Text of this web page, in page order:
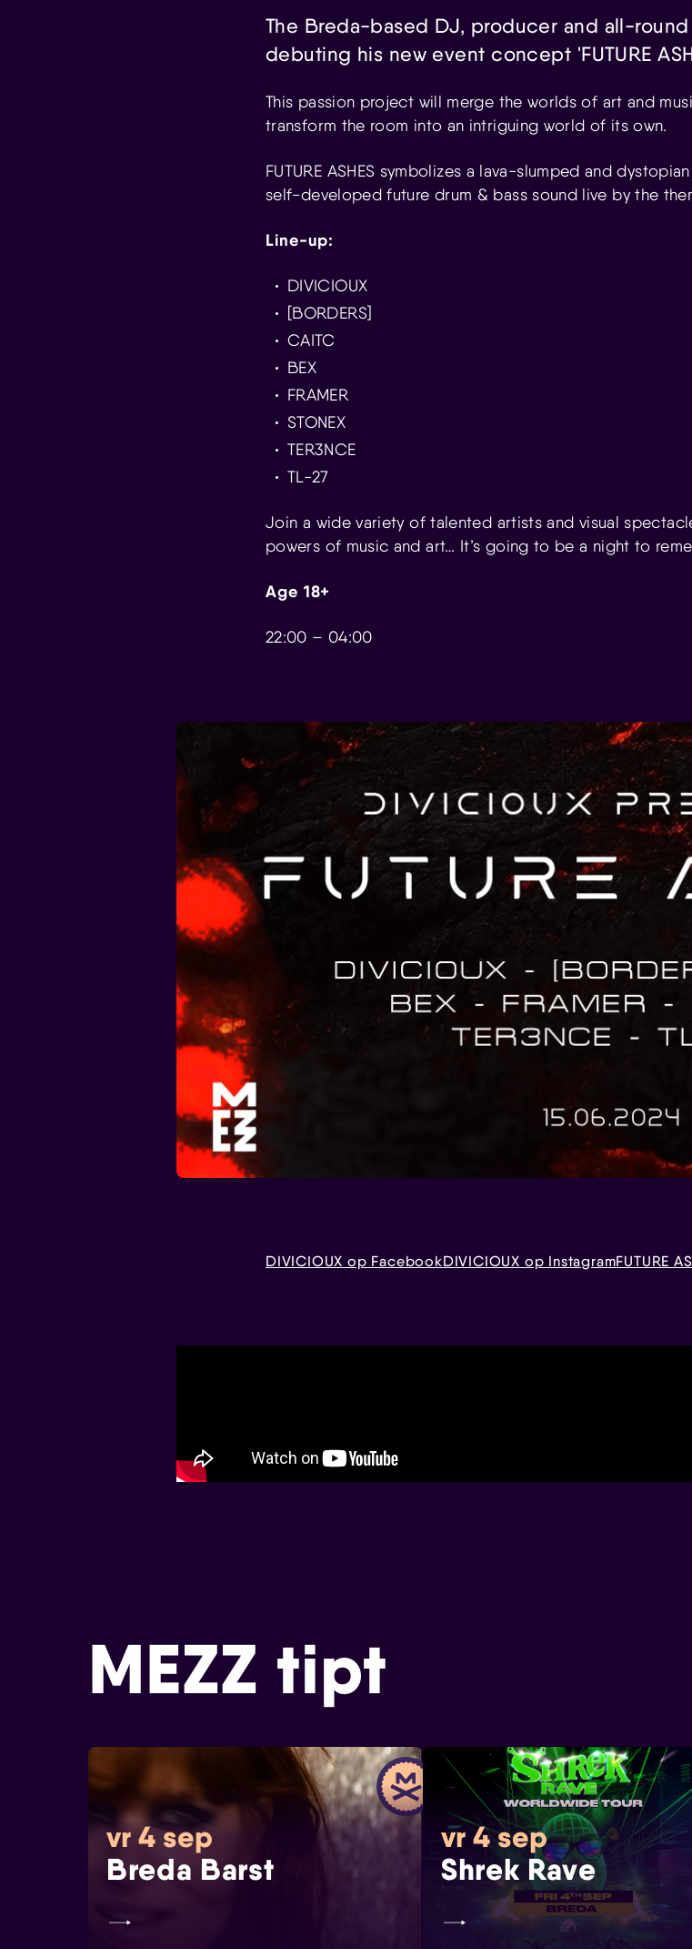
The Breda-based DJ, producer and all-round
debuting his new event concept 'FUTURE
This passion project will merge the worlds of art and
transform the room into an intriguing world of its own.
FUTURE ASHES symbolizes a lava-slumped and
self-developed future drum & bass sound live by the
Line-up:
DIVICIOUX
[BORDERS]
CAITC
BEX
FRAMER
STONEX
TER3NCE
TL-27
Join a wide variety of talented artists and visual
powers of music and art… It’s going to be a night to
Age 18+
22:00 – 04:00
DIVICIOUX op FacebookDIVICIOUX op InstagramFUTURE
MEZZ tipt
vr 4 sep
Breda Barst
vr 4 sep
Shrek Rave